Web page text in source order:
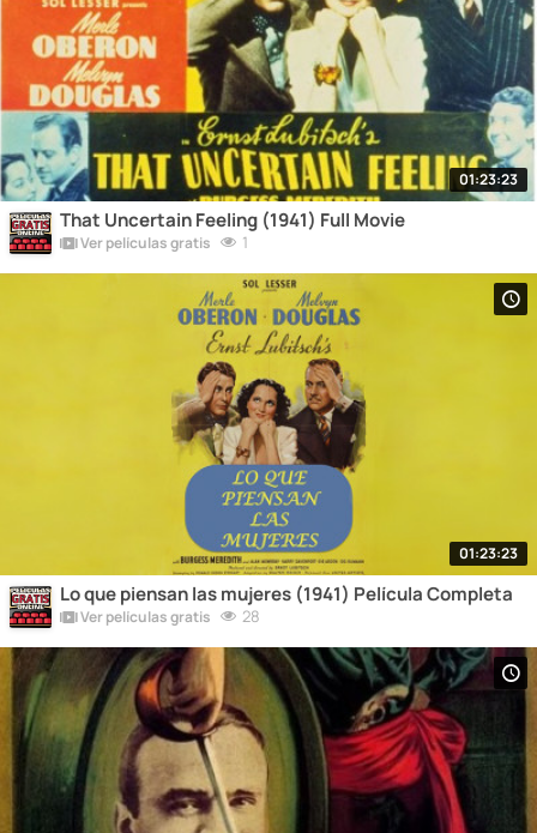
01:23:23
That Uncertain Feeling (1941) Full Movie
Ver películas gratis 1
01:23:23
Lo que piensan las mujeres (1941) Película Completa
Ver películas gratis 28